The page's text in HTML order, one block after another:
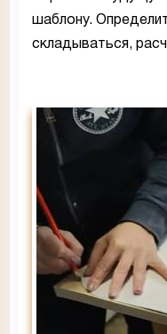
шаблону.
складываться,